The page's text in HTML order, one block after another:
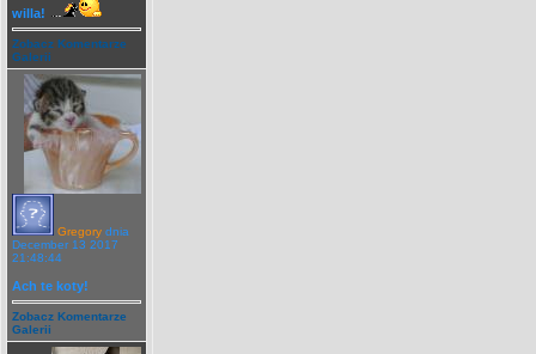
willa!
Zobacz Komentarze
Galerii
Gregory dnia
December 13 2017
21:48:44
Ach te koty!
Zobacz Komentarze
Galerii